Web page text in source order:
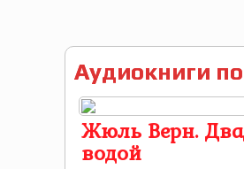
Аудиокниги
Жюль Верн.
водой